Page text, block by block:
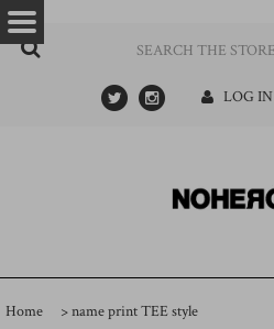
…- ->
LOG IN
Home >name print TEE style